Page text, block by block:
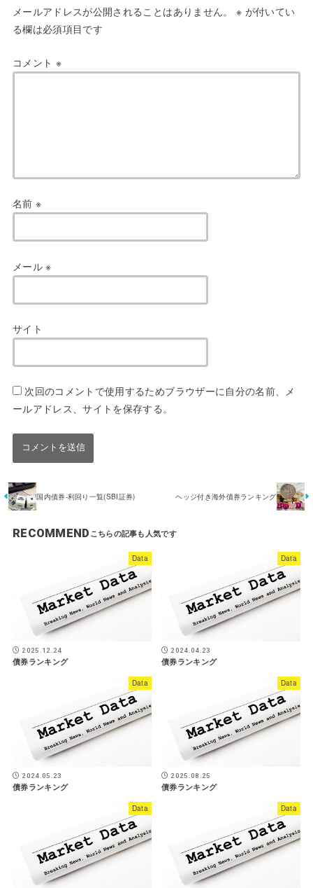
メールアドレスが公開されることはありません。 ※ が付いてい
る欄は必須項目です
コメント ※
名前 ※
メール※
サイト
次回のコメントで使用するためブラウザーに自分の名前、メ
ールアドレス、サイトを保存する。
国内債券-利回り一覧(SBI証券) ヘッジ付き海外債券ランキング
RECOMMEND
Data
2025.12.24
債券ランキング
Data
2024.04.23
債券ランキング
Data
2024.05.23
債券ランキング
Data
2025.08.25
債券ランキング
Data Data